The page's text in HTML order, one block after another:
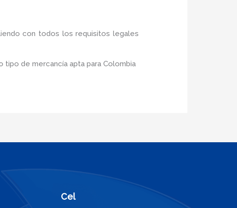
con todos los requisitos legales
de mercancía apta para Colombia
Cel